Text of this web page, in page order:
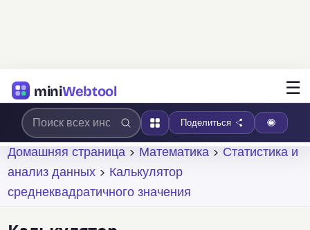
miniWebtool ☰
Поделиться
Домашняя страница > Математика > Статистика и
анализ данных > Калькулятор
среднеквадратичного значения